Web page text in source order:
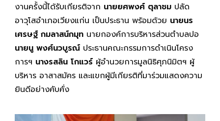
งานครั้งนี้ได้รับเกียรติจาก นายยศพงศ์ ตุลาชม ปลัด
อาวุโสอำเภอเวียงแก่น เป็นประธาน พร้อมด้วย นายนร
เศรษฐ์ กมลาสน์กมุท นายกองค์การบริหารส่วนตำบลปอ
นายนู พงศ์นวบูรณ์ ประธานคณะกรรมการดำเนินโครง
การฯ นางรสลิน โกแวร์ ผู้อำนวยการมูลนิธิศุภนิมิตฯ ผู้
บริหาร อาสาสมัคร และแขกผู้มีเกียรติที่มาร่วมแสดงความ
ยินดีอย่างคับคั่ง